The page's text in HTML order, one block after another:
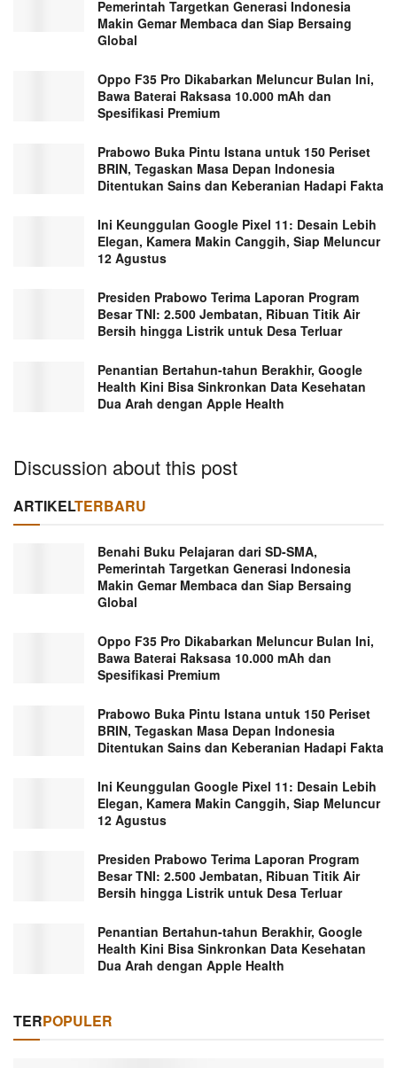
Pemerintah Targetkan Generasi Indonesia
Makin Gemar Membaca dan Siap Bersaing
Global
Oppo F35 Pro Dikabarkan Meluncur Bulan Ini,
Bawa Baterai Raksasa 10.000 mAh dan
Spesifikasi Premium
Prabowo Buka Pintu Istana untuk 150 Periset
BRIN, Tegaskan Masa Depan Indonesia
Ditentukan Sains dan Keberanian Hadapi Fakta
Ini Keunggulan Google Pixel 11: Desain Lebih
Elegan, Kamera Makin Canggih, Siap Meluncur
12 Agustus
Presiden Prabowo Terima Laporan Program
Besar TNI: 2.500 Jembatan, Ribuan Titik Air
Bersih hingga Listrik untuk Desa Terluar
Penantian Bertahun-tahun Berakhir, Google
Health Kini Bisa Sinkronkan Data Kesehatan
Dua Arah dengan Apple Health
Discussion about this post
ARTIKELTERBARU
Benahi Buku Pelajaran dari SD-SMA,
Pemerintah Targetkan Generasi Indonesia
Makin Gemar Membaca dan Siap Bersaing
Global
Oppo F35 Pro Dikabarkan Meluncur Bulan Ini,
Bawa Baterai Raksasa 10.000 mAh dan
Spesifikasi Premium
Prabowo Buka Pintu Istana untuk 150 Periset
BRIN, Tegaskan Masa Depan Indonesia
Ditentukan Sains dan Keberanian Hadapi Fakta
Ini Keunggulan Google Pixel 11: Desain Lebih
Elegan, Kamera Makin Canggih, Siap Meluncur
12 Agustus
Presiden Prabowo Terima Laporan Program
Besar TNI: 2.500 Jembatan, Ribuan Titik Air
Bersih hingga Listrik untuk Desa Terluar
Penantian Bertahun-tahun Berakhir, Google
Health Kini Bisa Sinkronkan Data Kesehatan
Dua Arah dengan Apple Health
TERPOPULER